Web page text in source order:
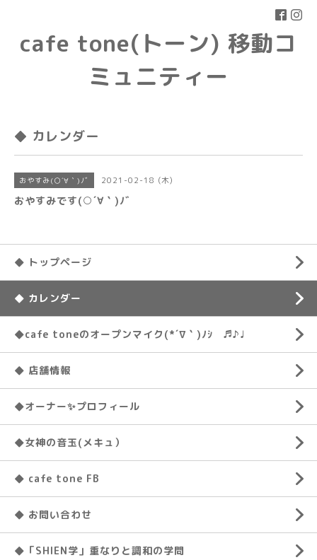
cafe tone(トーン) 移動コ
ミュニティー
◆ カレンダー
おやすみ(○´∀｀)ﾉﾞ 2021-02-18 (木)
おやすみです(○´∀｀)ﾉﾞ
◆ トップページ
◆ カレンダー
◆cafe toneのオープンマイク(*´∇｀)ﾉｼ ♬♪♩
◆ 店舗情報
◆オーナー✨プロフィール
◆女神の音玉(メキュ）
◆ cafe tone FB
◆ お問い合わせ
◆「SHIEN学」重なりと調和の学問